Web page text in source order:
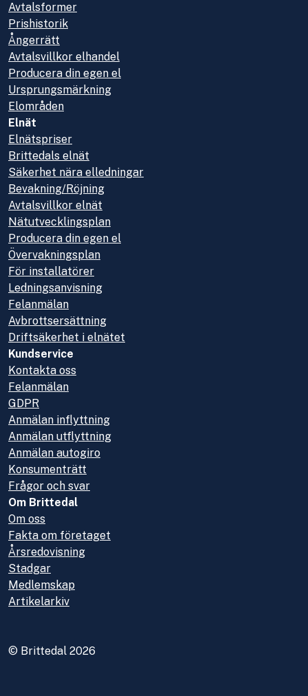
Avtalsformer
Prishistorik
Ångerrätt
Avtalsvillkor elhandel
Producera din egen el
Ursprungsmärkning
Elområden
Elnät
Elnätspriser
Brittedals elnät
Säkerhet nära elledningar
Bevakning/Röjning
Avtalsvillkor elnät
Nätutvecklingsplan
Producera din egen el
Övervakningsplan
För installatörer
Ledningsanvisning
Felanmälan
Avbrottsersättning
Driftsäkerhet i elnätet
Kundservice
Kontakta oss
Felanmälan
GDPR
Anmälan inflyttning
Anmälan utflyttning
Anmälan autogiro
Konsumenträtt
Frågor och svar
Om Brittedal
Om oss
Fakta om företaget
Årsredovisning
Stadgar
Medlemskap
Artikelarkiv
© Brittedal 2026